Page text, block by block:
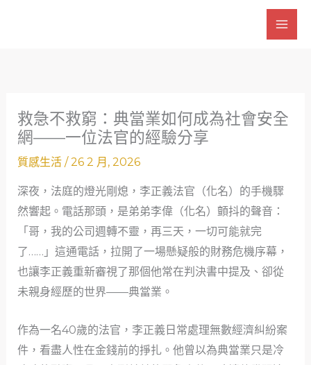
救急不救窮：典當業如何成為社會安全
網——一位法官的經驗分享
質感生活/26 2 月, 2026
深夜，法庭的燈光剛熄，李正義法官（化名）的手機驟
然響起。電話那頭，是弟弟李偉（化名）顫抖的聲音：
「哥，我的公司週轉不靈，再三天，一切可能就完
了……」這通電話，拉開了一場懸疑般的財務危機序幕，
也讓李正義重新審視了那個他常在判決書中提及、卻從
未親身經歷的世界——典當業。
作為一名40歲的法官，李正義日常處理無數經濟糾紛案
件，看盡人性在金錢前的掙扎。他曾以為典當業只是冷